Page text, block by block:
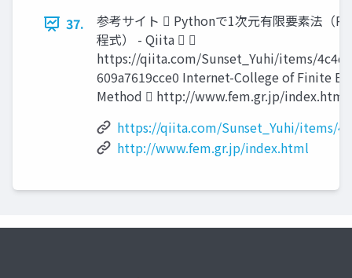
37.
参考サイト  Pythonで1次元有限要素法（
程式） - Qiita  
https://qiita.com/Sunset_Yuhi/items/
609a7619cce0 Internet-College of Finite
Method  http://www.fem.gr.jp/index.html
https://qiita.com/Sunset_Yuhi/items/
http://www.fem.gr.jp/index.html